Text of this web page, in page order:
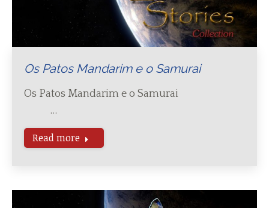
Os Patos Mandarim e o Samurai
Os Patos Mandarim e o Samurai
…
Read more